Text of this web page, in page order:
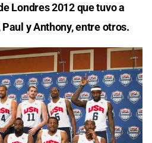
Londres 2012 que tuvo a
y Anthony, entre otros.